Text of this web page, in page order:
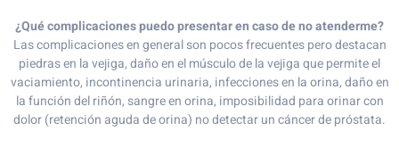
¿Qué complicaciones puedo presentar en caso de no atenderme?
Las complicaciones en general son pocos frecuentes pero destacan
piedras en la vejiga, daño en el músculo de la vejiga que permite el
vaciamiento, incontinencia urinaria, infecciones en la orina, daño en
la función del riñón, sangre en orina, imposibilidad para orinar con
dolor (retención aguda de orina) no detectar un cáncer de próstata.